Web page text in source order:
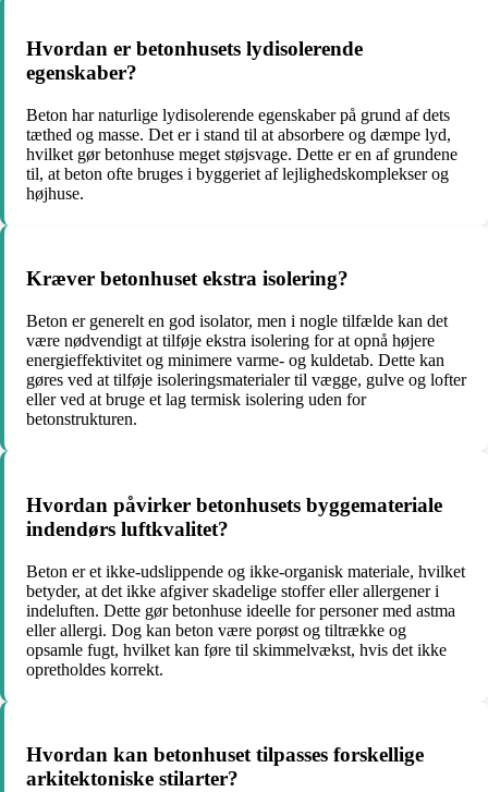
Hvordan er betonhusets lydisolerende
egenskaber?
Beton har naturlige lydisolerende egenskaber på grund af dets
tæthed og masse. Det er i stand til at absorbere og dæmpe lyd,
hvilket gør betonhuse meget støjsvage. Dette er en af ​​grundene
til, at beton ofte bruges i byggeriet af lejlighedskomplekser og
højhuse.
Kræver betonhuset ekstra isolering?
Beton er generelt en god isolator, men i nogle tilfælde kan det
være nødvendigt at tilføje ekstra isolering for at opnå højere
energieffektivitet og minimere varme- og kuldetab. Dette kan
gøres ved at tilføje isoleringsmaterialer til vægge, gulve og lofter
eller ved at bruge et lag termisk isolering uden for
betonstrukturen.
Hvordan påvirker betonhusets byggemateriale
indendørs luftkvalitet?
Beton er et ikke-udslippende og ikke-organisk materiale, hvilket
betyder, at det ikke afgiver skadelige stoffer eller allergener i
indeluften. Dette gør betonhuse ideelle for personer med astma
eller allergi. Dog kan beton være porøst og tiltrække og
opsamle fugt, hvilket kan føre til skimmelvækst, hvis det ikke
opretholdes korrekt.
Hvordan kan betonhuset tilpasses forskellige
arkitektoniske stilarter?